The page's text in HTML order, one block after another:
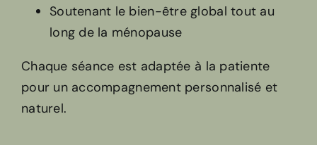
Soutenant le bien-être global tout au
long de la ménopause
Chaque séance est adaptée à la patiente
pour un accompagnement personnalisé et
naturel.